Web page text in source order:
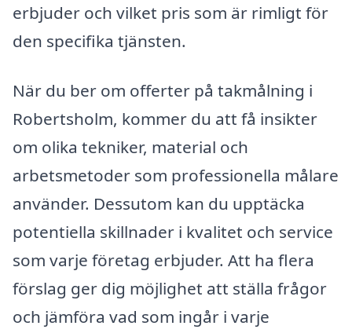
erbjuder och vilket pris som är rimligt för
den specifika tjänsten.
När du ber om offerter på takmålning i
Robertsholm, kommer du att få insikter
om olika tekniker, material och
arbetsmetoder som professionella målare
använder. Dessutom kan du upptäcka
potentiella skillnader i kvalitet och service
som varje företag erbjuder. Att ha flera
förslag ger dig möjlighet att ställa frågor
och jämföra vad som ingår i varje